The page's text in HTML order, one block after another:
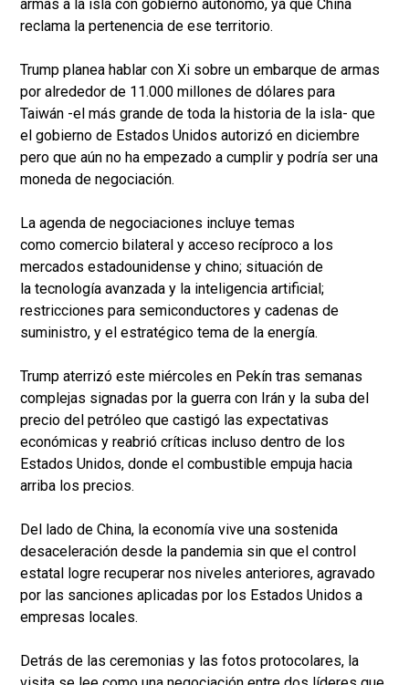
armas a la isla con gobierno autónomo, ya que China
reclama la pertenencia de ese territorio.
Trump planea hablar con Xi sobre un embarque de armas
por alrededor de 11.000 millones de dólares para
Taiwán -el más grande de toda la historia de la isla- que
el gobierno de Estados Unidos autorizó en diciembre
pero que aún no ha empezado a cumplir y podría ser una
moneda de negociación.
La agenda de negociaciones incluye temas
como comercio bilateral y acceso recíproco a los
mercados estadounidense y chino; situación de
la tecnología avanzada y la inteligencia artificial;
restricciones para semiconductores y cadenas de
suministro, y el estratégico tema de la energía.
Trump aterrizó este miércoles en Pekín tras semanas
complejas signadas por la guerra con Irán y la suba del
precio del petróleo que castigó las expectativas
económicas y reabrió críticas incluso dentro de los
Estados Unidos, donde el combustible empuja hacia
arriba los precios.
Del lado de China, la economía vive una sostenida
desaceleración desde la pandemia sin que el control
estatal logre recuperar nos niveles anteriores, agravado
por las sanciones aplicadas por los Estados Unidos a
empresas locales.
Detrás de las ceremonias y las fotos protocolares, la